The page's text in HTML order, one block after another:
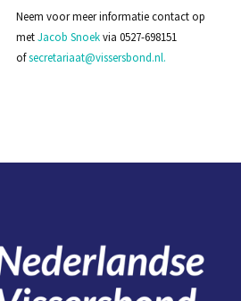
Neem voor meer informatie contact op
metJacob Snoekvia 0527-698151
ofsecretariaat@vissersbond.nl.